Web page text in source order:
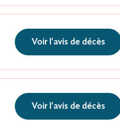
Voir l'avis de décès
Voir l'avis de décès